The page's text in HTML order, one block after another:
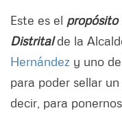
Este es el propósito
Distritalde la
Hernández y uno
para poder sellar
decir, para